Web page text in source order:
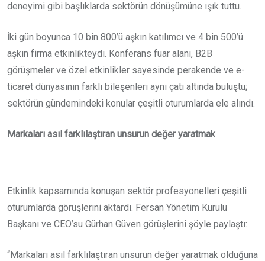
deneyimi gibi başlıklarda sektörün dönüşümüne ışık tuttu.
İki gün boyunca 10 bin 800’ü aşkın katılımcı ve 4 bin 500’ü
aşkın firma etkinlikteydi. Konferans fuar alanı, B2B
görüşmeler ve özel etkinlikler sayesinde perakende ve e-
ticaret dünyasının farklı bileşenleri aynı çatı altında buluştu;
sektörün gündemindeki konular çeşitli oturumlarda ele alındı.
Markaları asıl farklılaştıran unsurun değer yaratmak
Etkinlik kapsamında konuşan sektör profesyonelleri çeşitli
oturumlarda görüşlerini aktardı. Fersan Yönetim Kurulu
Başkanı ve CEO’su Gürhan Güven görüşlerini şöyle paylaştı:
“Markaları asıl farklılaştıran unsurun değer yaratmak olduğuna